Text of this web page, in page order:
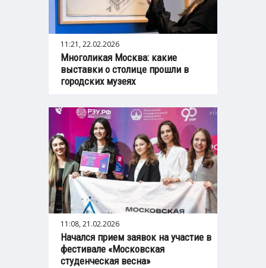
11:21, 22.02.2026
Многоликая Москва: какие
выставки о столице прошли в
городских музеях
11:08, 21.02.2026
Начался прием заявок на участие в
фестивале «Московская
студенческая весна»